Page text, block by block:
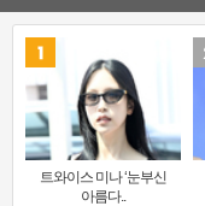
트와이스 미나 ‘눈부신
아름다..